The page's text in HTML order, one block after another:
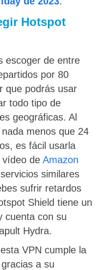
Hotspot
escoger de entre
por 80
que podrás usar
todo tipo de
geográficas. Al
menos que 24
es fácil usarla
vídeo de Amazon
similares
sufrir retardos
Shield tiene un
cuenta con su
Hydra.
VPN cumple la
a su